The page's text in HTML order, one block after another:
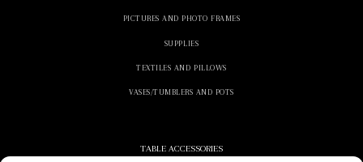
PICTURES AND PHOTO FRAMES
SUPPLIES
TEXTILES AND PILLOWS
VASES/TUMBLERS AND POTS
TABLE ACCESSORIES